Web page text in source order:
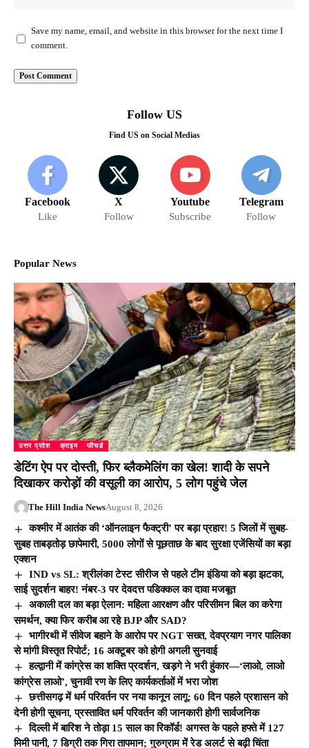
Save my name, email, and website in this browser for the next time I
comment.
Follow US
Find US on Social Medias
Facebook
Like
X
Follow
Youtube
Subscribe
Telegram
Follow
Popular News
उत्तर प्रदेश क्राइम फीचर्ड
डेटिंग ऐप पर दोस्ती, फिर ब्लैकमेलिंग का खेल! शादी के सपने
दिखाकर करोड़ों की वसूली का आरोप, 5 लोग पहुंचे जेल
The Hill India NewsAugust 8, 2026
कश्मीर में आतंक की ‘ऑनलाइन फैक्ट्री’ पर बड़ा प्रहार! 5 जिलों में सुबह-
सुबह ताबड़तोड़ छापेमारी, 5000 लोगों से पूछताछ के बाद सुरक्षा एजेंसियों का बड़ा
एक्शन
IND vs SL: श्रीलंका टेस्ट सीरीज से पहले टीम इंडिया को बड़ा झटका,
साई सुदर्शन बाहर! नंबर-3 पर देवदत्त पडिक्कल का दावा मजबूत
अकाली दल का बड़ा ऐलान: महिला आरक्षण और परिसीमन बिल का करेगा
समर्थन, क्या फिर करीब आ रहे BJP और SAD?
भागीरथी में सीवेज बहाने के आरोप पर NGT सख्त, देवप्रयाग नगर पालिका
से मांगी विस्तृत रिपोर्ट; 16 अक्टूबर को होगी अगली सुनवाई
हल्द्वानी में कांग्रेस का शक्ति प्रदर्शन, खड़गे ने भरी हुंकार—‘लाओ, लाओ
कांग्रेस लाओ’, चुनावी रण के लिए कार्यकर्ताओं में भरा जोश
छत्तीसगढ़ में धर्म परिवर्तन पर नया कानून लागू: 60 दिन पहले प्रशासन को
देनी होगी सूचना, प्रस्तावित धर्म परिवर्तन की जानकारी होगी सार्वजनिक
दिल्ली में बारिश ने तोड़ा 15 साल का रिकॉर्ड! अगस्त के पहले हफ्ते में 127
मिमी पानी, 7 डिग्री तक गिरा तापमान; गुरुग्राम में रेड अलर्ट से बढ़ी चिंता